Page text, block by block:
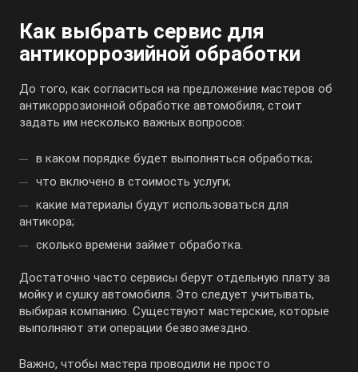
Как выбрать сервис для
антикоррозийной обработки
До того, как согласиться на предложение мастеров об
антикоррозионной обработке автомобиля, стоит
задать им несколько важных вопросов:
в каком порядке будет выполняться обработка;
что включено в стоимость услуги;
какие материалы будут использоваться для
антикора;
сколько времени займет обработка.
Достаточно часто сервисы берут отдельную плату за
мойку и сушку автомобиля. Это следует учитывать,
выбирая компанию. Существуют мастерские, которые
выполняют эти операции безвозмездно.
Важно, чтобы мастера проводили не просто